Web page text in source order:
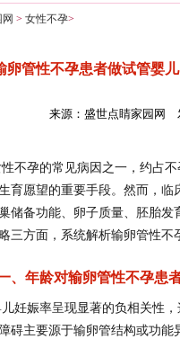
> 女性不孕>
卵管性不孕患者做试管婴
来源：盛世点睛家园网
不孕的常见病因之一，约占
育愿望的重要手段。然而，
储备功能、卵子质量、胚胎
三方面，系统解析输卵管性
、年龄对输卵管性不孕患
妊娠率呈现显著的负相关性
碍主要源于输卵管结构或功